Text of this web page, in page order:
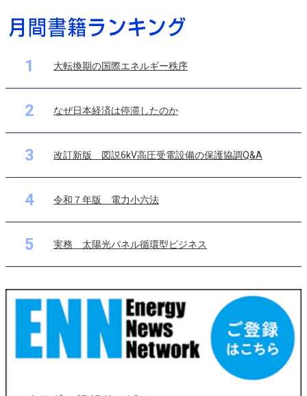
1 大転換期の国際エネルギー秩序
2 なぜ日本経済は停滞したのか
3 改訂新版 図説6kV高圧受電設備の保護協調Q&A
4 令和７年版 電力小六法
5 実務 太陽光パネル循環型ビジネス